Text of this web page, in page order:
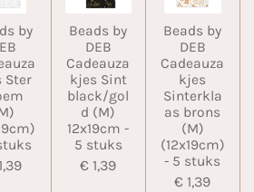
by
Ster
Beads by
DEB
Cadeauza
kjes Sint
black/gol
d (M)
12x19cm -
5 stuks
€ 1,39
Beads by
DEB
Cadeauza
kjes
Sinterkla
as brons
(M)
(12x19cm)
- 5 stuks
€ 1,39